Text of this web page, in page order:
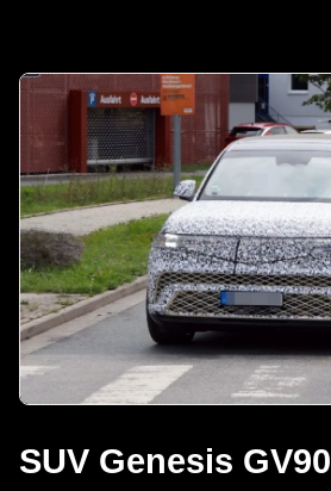
SUV Genesis GV90